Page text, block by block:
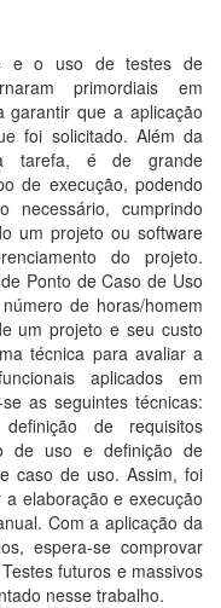
e o uso de testes de
primordiais em
garantir que a aplicação
foi solicitado. Além da
tarefa, é de grande
de execução, podendo
cumprindo
um projeto ou software
do projeto.
Ponto de Caso de Uso
de horas/homem
um projeto e seu custo
técnica para avaliar a
aplicados em
as seguintes técnicas:
de requisitos
de uso e definição de
caso de uso. Assim, foi
elaboração e execução
Com a aplicação da
espera-se comprovar
futuros e massivos
nesse trabalho.